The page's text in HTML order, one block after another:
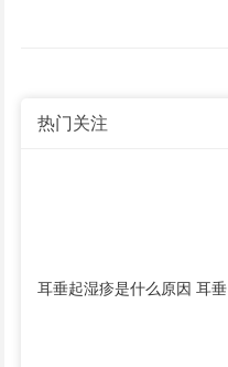
热门关注
耳垂起湿疹是什么原因 耳垂